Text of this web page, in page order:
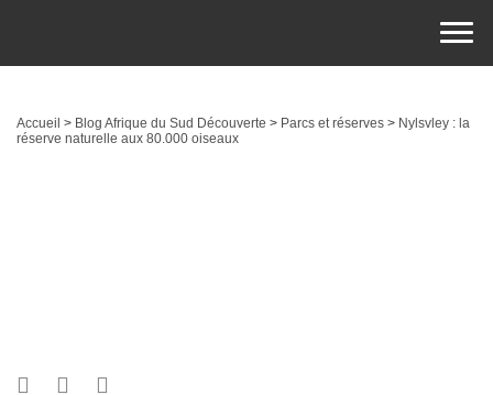
Accueil > Blog Afrique du Sud Découverte > Parcs et réserves > Nylsvley : la
réserve naturelle aux 80.000 oiseaux